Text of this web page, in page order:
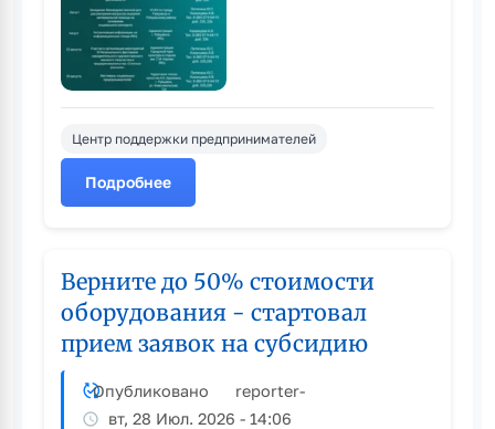
Центр поддержки предпринимателей
Подробнее
о
информационно-
консультационного
центра
представителей
СМСП
Верните до 50% стоимости
оборудования - стартовал
прием заявок на субсидию
Опубликовано reporter-
вт, 28 Июл. 2026 - 14:06